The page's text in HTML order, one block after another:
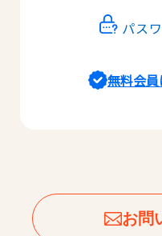
パス
無料会
お問